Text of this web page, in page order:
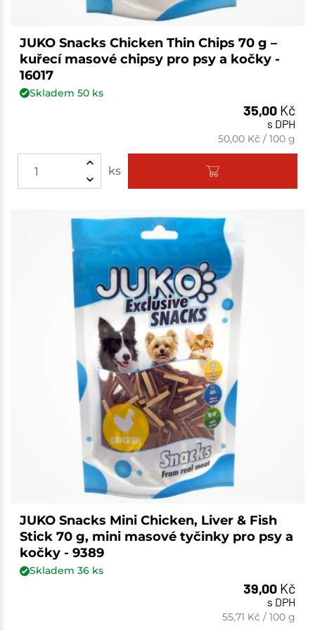
JUKO Snacks Chicken Thin Chips 70 g –
kuřecí masové chipsy pro psy a kočky -
16017
Skladem 50ks
35,00 Kč
s DPH
50,00 Kč /100 g
ks
JUKO Snacks Mini Chicken, Liver & Fish
Stick 70 g, mini masové tyčinky pro psy a
kočky - 9389
Skladem 36ks
39,00 Kč
s DPH
55,71 Kč /100 g